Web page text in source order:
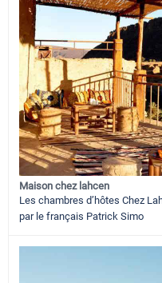
Maison chez lahcen
Les chambres d’hôtes Chez
par le français Patrick Simo